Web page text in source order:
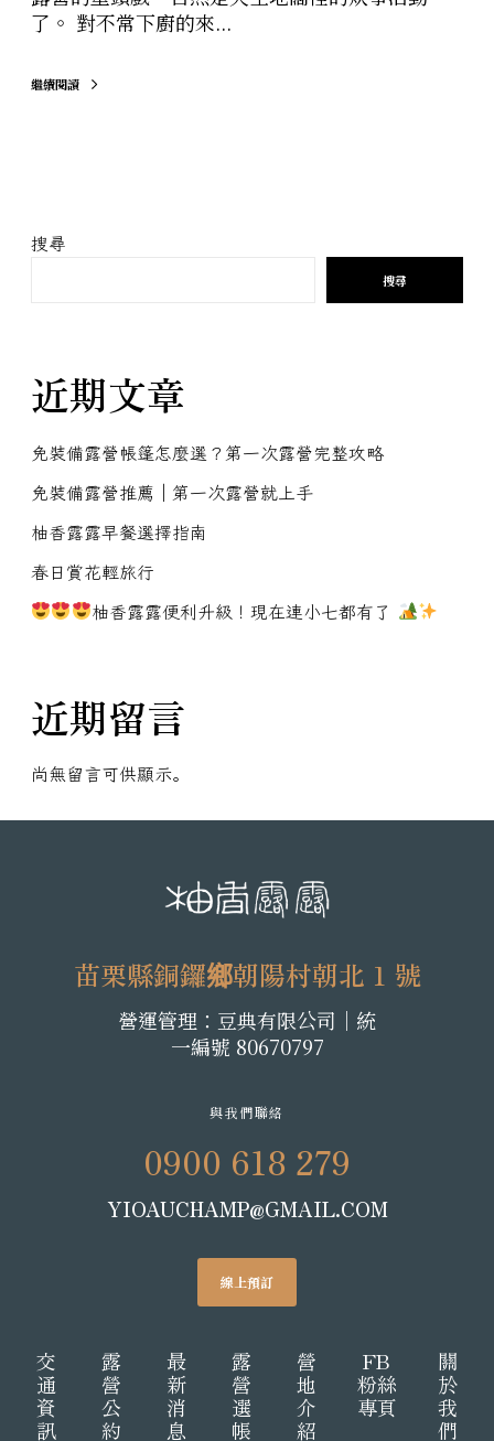
了。 對不常下廚的來...
繼續閱讀
搜尋
搜尋
近期文章
免裝備露營帳篷怎麼選？第一次露營完整攻略
免裝備露營推薦｜第一次露營就上手
柚香露露早餐選擇指南
春日賞花輕旅行
柚香露露便利升級！現在連小七都有了
近期留言
尚無留言可供顯示。
苗栗縣銅鑼鄉朝陽村朝北 1 號
營運管理：豆典有限公司│統
一編號 80670797
與我們聯絡
0900 618 279
YIOAUCHAMP@GMAIL.COM
線上預訂
交
通
資
訊
露
營
公
約
最
新
消
息
露
營
選
帳
營
地
介
紹
FB
粉絲
專頁
關
於
我
們